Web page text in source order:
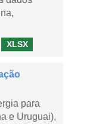
XLSX
para
e Uruguai),